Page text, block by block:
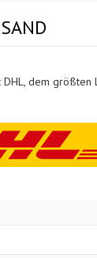
dem größten